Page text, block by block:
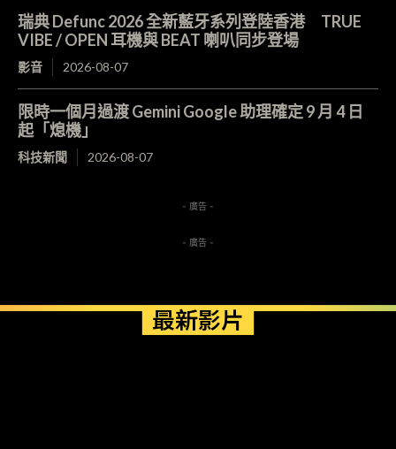
瑞典 Defunc 2026 全新藍牙系列登陸香港 TRUE
VIBE / OPEN 耳機與 BEAT 喇叭同步登場
影音 2026-08-07
限時一個月過渡 Gemini Google 助理確定 9 月 4 日
起「熄機」
科技新聞 2026-08-07
- 廣告 -
- 廣告 -
最新影片